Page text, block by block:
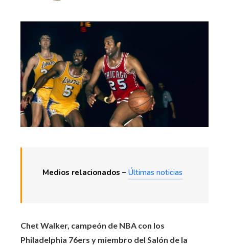
Medios relacionados – Últimas noticias
Chet Walker, campeón de NBA con los
Philadelphia 76ers y miembro del Salón de la